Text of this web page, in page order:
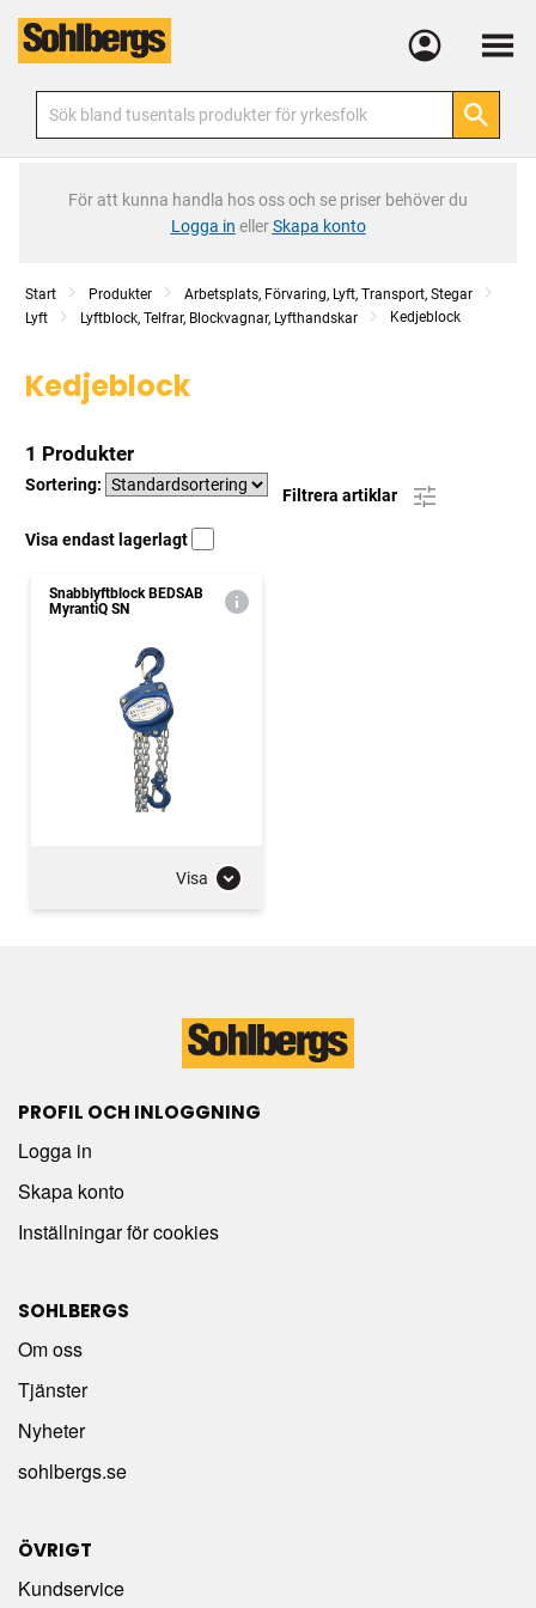
Meny
För att kunna handla hos oss och se priser behöver du
Logga in ellerSkapa konto
Start Produkter
Arbetsplats, Förvaring, Lyft, Transport, Stegar
Lyft
Lyftblock, Telfrar, Blockvagnar, Lyfthandskar Kedjeblock
Kedjeblock
1 Produkter
Sortering:
Filtrera artiklar
Visa endast lagerlagt
Snabblyftblock BEDSAB
MyrantiQ SN
Visa
PROFIL OCH INLOGGNING
Logga in
Skapa konto
Inställningar för cookies
SOHLBERGS
Om oss
Tjänster
Nyheter
sohlbergs.se
ÖVRIGT
Kundservice